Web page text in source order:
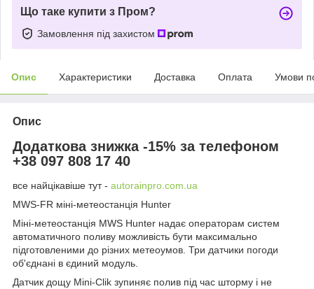
Що таке купити з Пром?
Замовлення під захистом
Опис Характеристики Доставка Оплата Умови
Опис
Додаткова знижка -15% за телефоном
+38 097 808 17 40
все найцікавіше тут - autorainpro.com.ua
MWS-FR міні-метеостанція Hunter
Міні-метеостанція MWS Hunter надає операторам систем
автоматичного поливу можливість бути максимально
підготовленими до різних метеоумов. Три датчики погоди
об'єднані в єдиний модуль.
Датчик дощу Mini-Clik зупиняє полив під час шторму і не